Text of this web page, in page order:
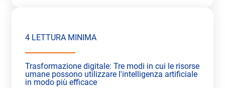
4 LETTURA MINIMA
Trasformazione digitale: Tre modi in cui le risorse
umane possono utilizzare l'intelligenza artificiale
in modo più efficace